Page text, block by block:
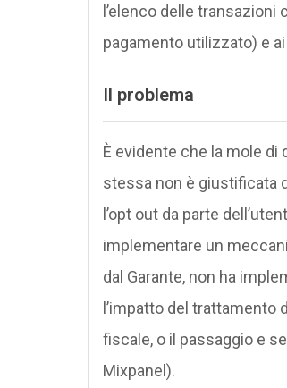
l’elenco delle
pagamento utilizzato) e
Il problema
È evidente che la mole di
stessa non è giustificata
l’opt out da parte
implementare un
dal Garante, non ha
l’impatto del
fiscale, o il passaggio e
Mixpanel).